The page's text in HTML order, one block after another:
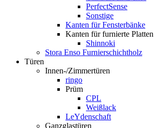
PerfectSense
Sonstige
Kanten für Fensterbänke
Kanten für furnierte Platten
Shinnoki
Stora Enso Furnierschichtholz
Türen
Innen-/Zimmertüren
ringo
Prüm
CPL
Weißlack
LeYdenschaft
Ganzglastüren